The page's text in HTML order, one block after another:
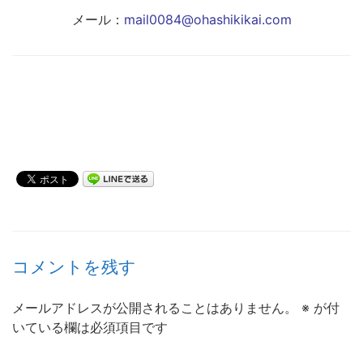
メール： mail0084@ohashikikai.com
コメントを残す
メールアドレスが公開されることはありません。 ※ が付
いている欄は必須項目です